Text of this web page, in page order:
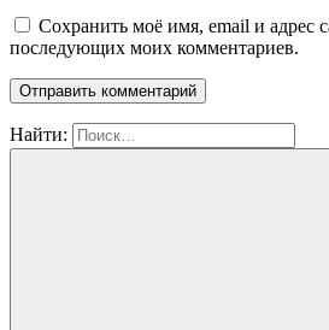
Сохранить моё имя, email и адрес
последующих моих комментариев.
Найти: